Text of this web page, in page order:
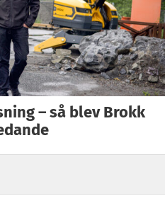
– så blev Brokk